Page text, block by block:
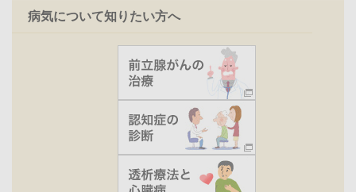
病気について知りたい方へ